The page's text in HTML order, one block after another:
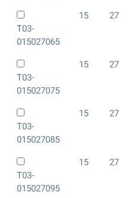
T03-
015027065
15 27
T03-
015027075
15 27
T03-
015027085
15 27
T03-
015027095
15 27